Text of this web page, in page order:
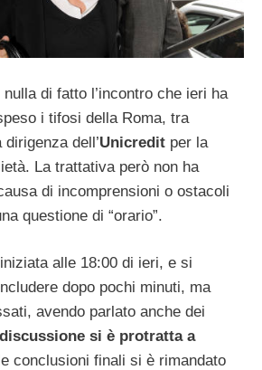
di fatto l’incontro che ieri ha
i tifosi della Roma, tra
dirigenza dell’Unicredit per la
La trattativa però non ha
di incomprensioni o ostacoli
questione di “orario”.
alle 18:00 di ieri, e si
dopo pochi minuti, ma
avendo parlato anche dei
si è protratta a
conclusioni finali si è rimandato